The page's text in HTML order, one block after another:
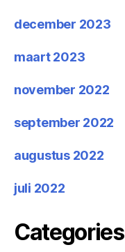
december 2023
maart 2023
november 2022
september 2022
augustus 2022
juli 2022
Categories